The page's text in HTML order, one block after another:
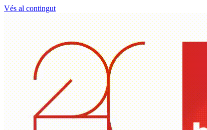
Vés al contingut